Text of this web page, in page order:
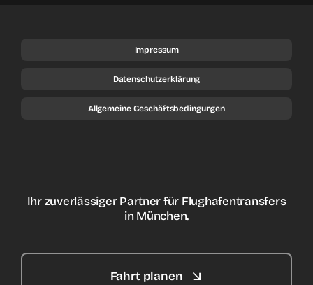
Impressum
Datenschutzerklärung
Allgemeine Geschäftsbedingungen
Ihr zuverlässiger Partner für Flughafentransfers
in München.
Fahrt planen